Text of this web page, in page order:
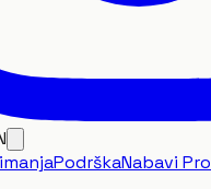
PodrškaNabavi Pro